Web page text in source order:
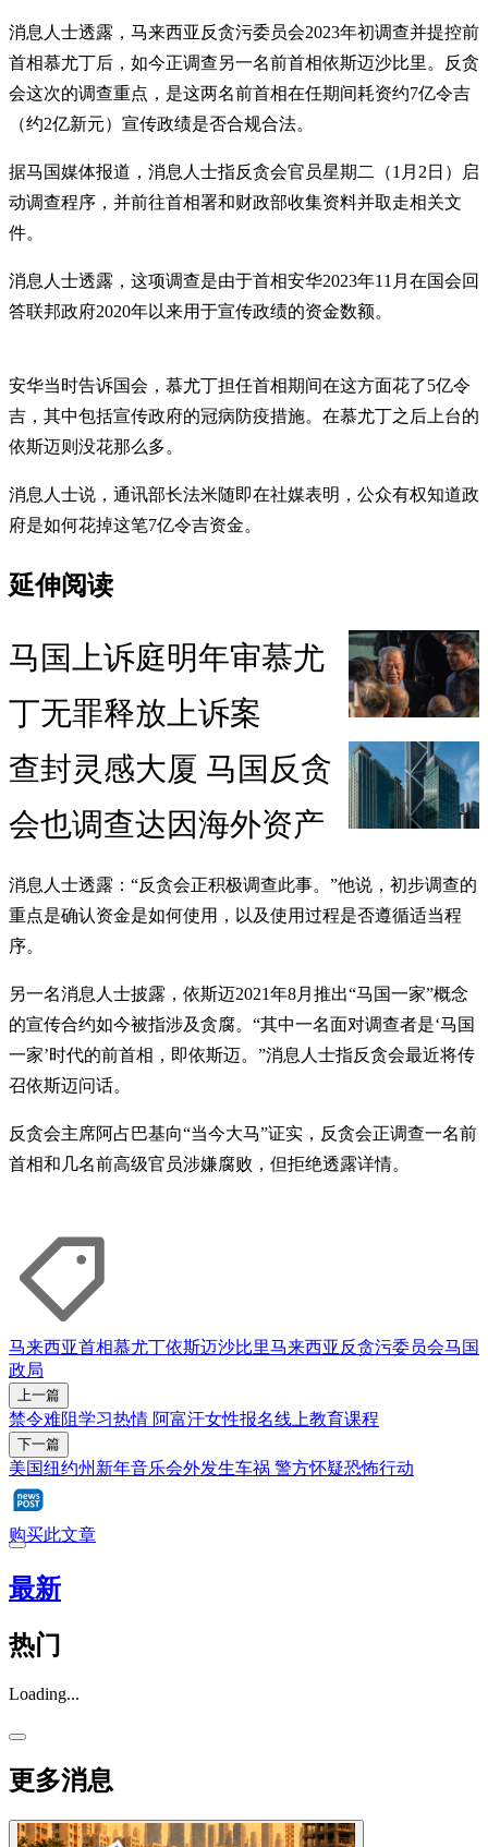
消息人士透露，马来西亚反贪污委员会2023年初调查并提控前
首相慕尤丁后，如今正调查另一名前首相依斯迈沙比里。反贪
会这次的调查重点，是这两名前首相在任期间耗资约7亿令吉
（约2亿新元）宣传政绩是否合规合法。
据马国媒体报道，消息人士指反贪会官员星期二（1月2日）启
动调查程序，并前往首相署和财政部收集资料并取走相关文
件。
消息人士透露，这项调查是由于首相安华2023年11月在国会回
答联邦政府2020年以来用于宣传政绩的资金数额。
安华当时告诉国会，慕尤丁担任首相期间在这方面花了5亿令
吉，其中包括宣传政府的冠病防疫措施。在慕尤丁之后上台的
依斯迈则没花那么多。
消息人士说，通讯部长法米随即在社媒表明，公众有权知道政
府是如何花掉这笔7亿令吉资金。
延伸阅读
马国上诉庭明年审慕尤
丁无罪释放上诉案
查封灵感大厦 马国反贪
会也调查达因海外资产
消息人士透露：“反贪会正积极调查此事。”他说，初步调查的
重点是确认资金是如何使用，以及使用过程是否遵循适当程
序。
另一名消息人士披露，依斯迈2021年8月推出“马国一家”概念
的宣传合约如今被指涉及贪腐。“其中一名面对调查者是‘马国
一家’时代的前首相，即依斯迈。”消息人士指反贪会最近将传
召依斯迈问话。
反贪会主席阿占巴基向“当今大马”证实，反贪会正调查一名前
首相和几名前高级官员涉嫌腐败，但拒绝透露详情。
马来西亚首相慕尤丁依斯迈沙比里马来西亚反贪污委员会马国
政局
上一篇
禁令难阻学习热情 阿富汗女性报名线上教育课程
下一篇
美国纽约州新年音乐会外发生车祸 警方怀疑恐怖行动
购买此文章
最新
热门
Loading...
更多消息